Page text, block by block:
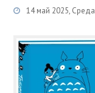
14 май 2025, Среда